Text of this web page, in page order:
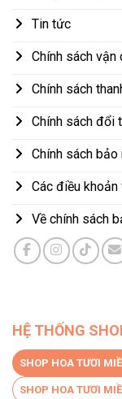
Tin tức
Chính sách vận
Chính sách
Chính sách đổi
Chính sách
Các điều
Về chính sách
HỆ THỐNG
SHOP HOA TƯƠI
SHOP HOA TƯƠI